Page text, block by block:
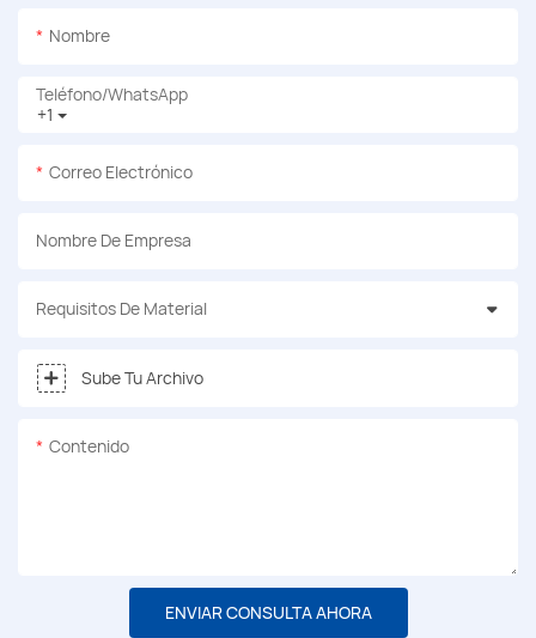
Nombre
+1
Teléfono/WhatsApp
Correo Electrónico
Nombre De Empresa
Requisitos De Material
Sube Tu Archivo
Contenido
ENVIAR CONSULTA AHORA